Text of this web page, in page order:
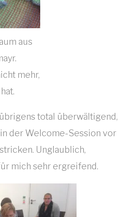
aus
mehr,
total überwältigend,
der Welcome-Session vor
Unglaublich,
mich sehr ergreifend.